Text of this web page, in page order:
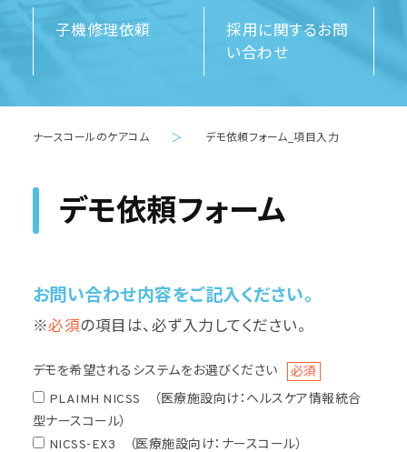
子機修理依頼
採用に関するお問
い合わせ
ナースコールのケアコム ＞ デモ依頼フォーム_項目入力
デモ依頼フォーム
お問い合わせ内容をご記入ください。
※必須の項目は、必ず入力してください。
デモを希望されるシステムをお選びください
必須
PLAIMH NICSS （医療施設向け：ヘルスケア情報統合
型ナースコール）
NICSS-EX3 （医療施設向け：ナースコール）